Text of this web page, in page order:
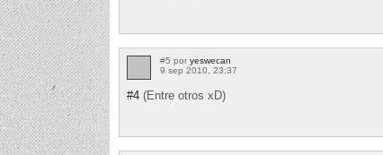
#5 por yeswecan
9 sep 2010, 23:37
#4 (Entre otros xD)